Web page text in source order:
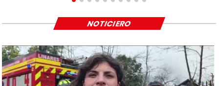
NOTICIERO